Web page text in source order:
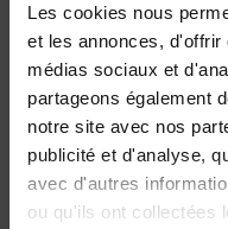
Les cookies nous
et les annonces,
médias sociaux et
partageons également
notre site avec nos
publicité et d'analyse,
avec d'autres
ou qu'ils ont collectées